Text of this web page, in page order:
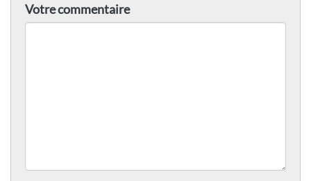
Votre commentaire